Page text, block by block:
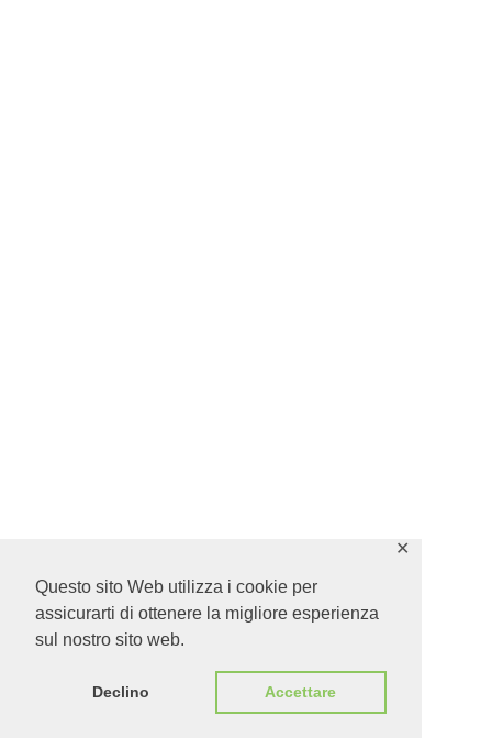
Questo sito Web utilizza i cookie per
assicurarti di ottenere la migliore esperienza
sul nostro sito web.
Declino Accettare
✕